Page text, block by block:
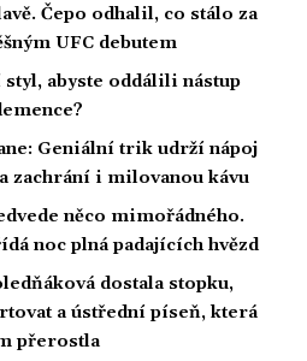
Čepo odhalil, co stálo za
UFC debutem
abyste oddálili nástup
Geniální trik udrží nápoj
zachrání i milovanou kávu
něco mimořádného.
noc plná padajících hvězd
dostala stopku,
a ústřední píseň, která
přerostla